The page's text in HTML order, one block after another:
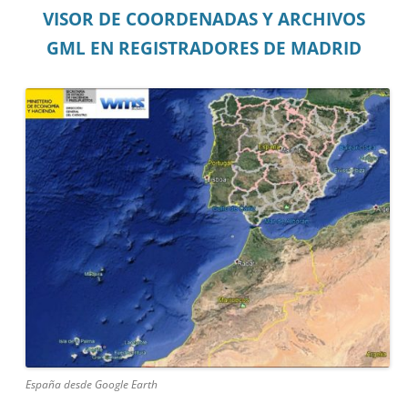
VISOR DE COORDENADAS Y ARCHIVOS
GML EN REGISTRADORES DE MADRID
España desde Google Earth